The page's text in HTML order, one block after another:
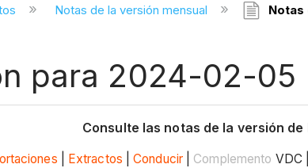
globalNotas de la versión mensual
para 2024-02-05
Consulte las notas de la versión
Extractos Conducir| Complemento VDC